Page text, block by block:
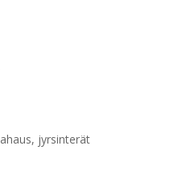
jyrsinterät